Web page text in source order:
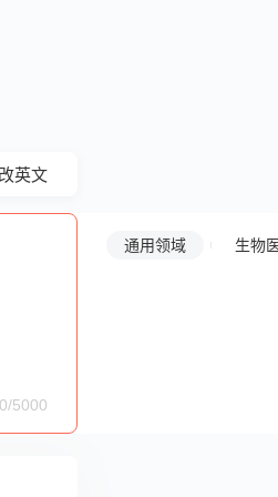
改英文
0/5000
通用领域 生物